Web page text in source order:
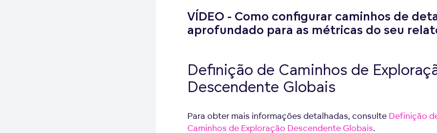
VÍDEO - Como configurar caminhos de
aprofundado para as métricas do seu
Definição de Caminhos de
Descendente Globais
Para obter mais informações detalhadas, consulte Definição
Caminhos de Exploração Descendente Globais.